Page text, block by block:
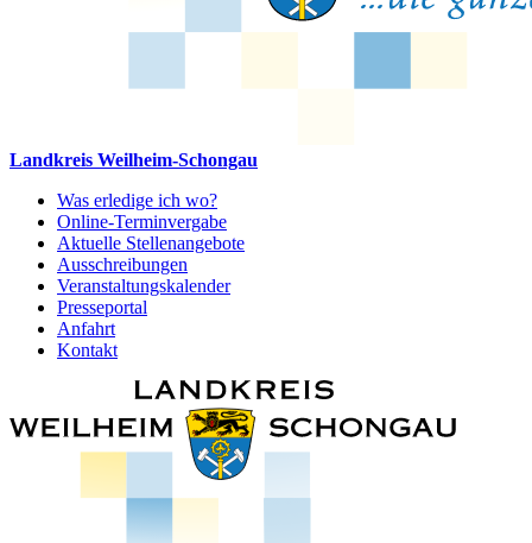
Landkreis Weilheim-Schongau
Was erledige ich wo?
Online-Terminvergabe
Aktuelle Stellenangebote
Ausschreibungen
Veranstaltungskalender
Presseportal
Anfahrt
Kontakt